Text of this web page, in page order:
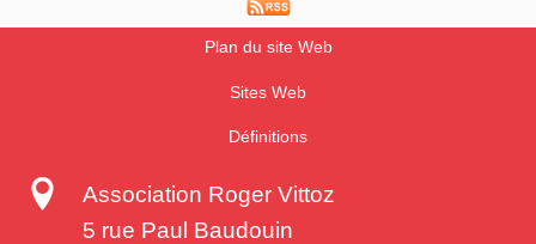
Plan du site Web
Sites Web
Définitions
Association Roger Vittoz
5 rue Paul Baudouin